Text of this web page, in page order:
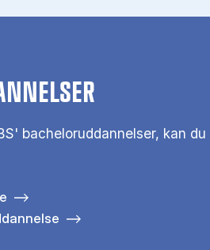
bacheloruddannelser, kan du